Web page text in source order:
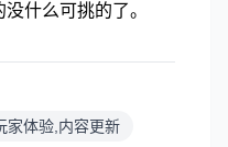
什么可挑的了。
家体验,内容更新